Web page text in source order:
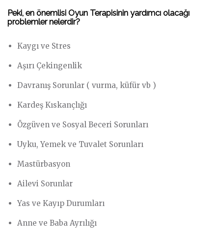
Peki, en önemlisi Oyun Terapisinin yardımcı olacağı
problemler nelerdir?
Kaygı ve Stres
Aşırı Çekingenlik
Davranış Sorunlar ( vurma, küfür vb )
Kardeş Kıskançlığı
Özgüven ve Sosyal Beceri Sorunları
Uyku, Yemek ve Tuvalet Sorunları
Mastürbasyon
Ailevi Sorunlar
Yas ve Kayıp Durumları
Anne ve Baba Ayrılığı